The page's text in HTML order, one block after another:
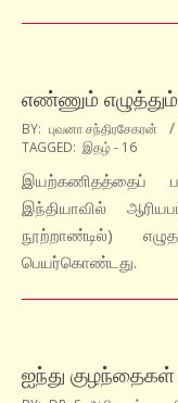
எண்ணும்
2021-
10-
15
BY: புவனா சந்திரசேகரன்
TAGGED: இதழ் - 16
இயற்கணிதத்தைப்
இந்தியாவில்
நூற்றாண்டில்)
பெயர்கொண்டது.
ஐந்து குழந்தைகள்